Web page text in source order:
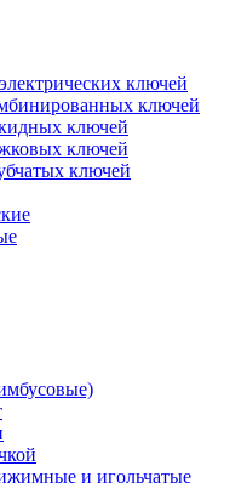
ключей
ключей
ключей
ключей
ключей
и игольчатые